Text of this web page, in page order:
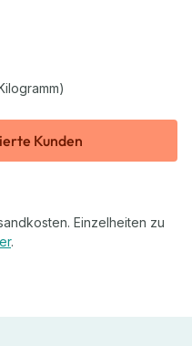
Kunden
Einzelheiten zu
.